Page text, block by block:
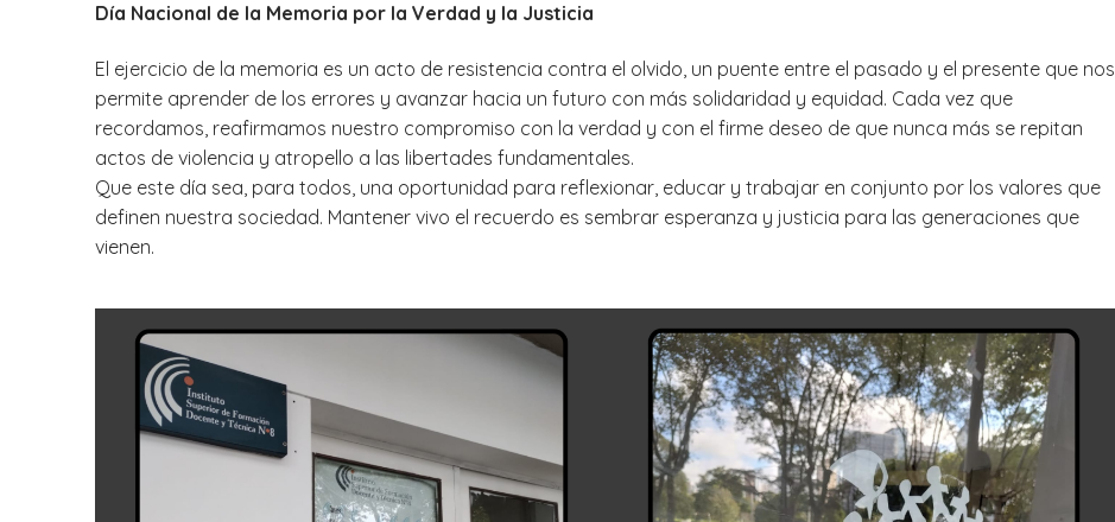
Día Nacional de la Memoria por la Verdad y la Justicia
El ejercicio de la memoria es un acto de resistencia contra el olvido, un puente entre el pasado y el presente que nos
permite aprender de los errores y avanzar hacia un futuro con más solidaridad y equidad. Cada vez que
recordamos, reafirmamos nuestro compromiso con la verdad y con el firme deseo de que nunca más se repitan
actos de violencia y atropello a las libertades fundamentales.
Que este día sea, para todos, una oportunidad para reflexionar, educar y trabajar en conjunto por los valores que
definen nuestra sociedad. Mantener vivo el recuerdo es sembrar esperanza y justicia para las generaciones que
vienen.